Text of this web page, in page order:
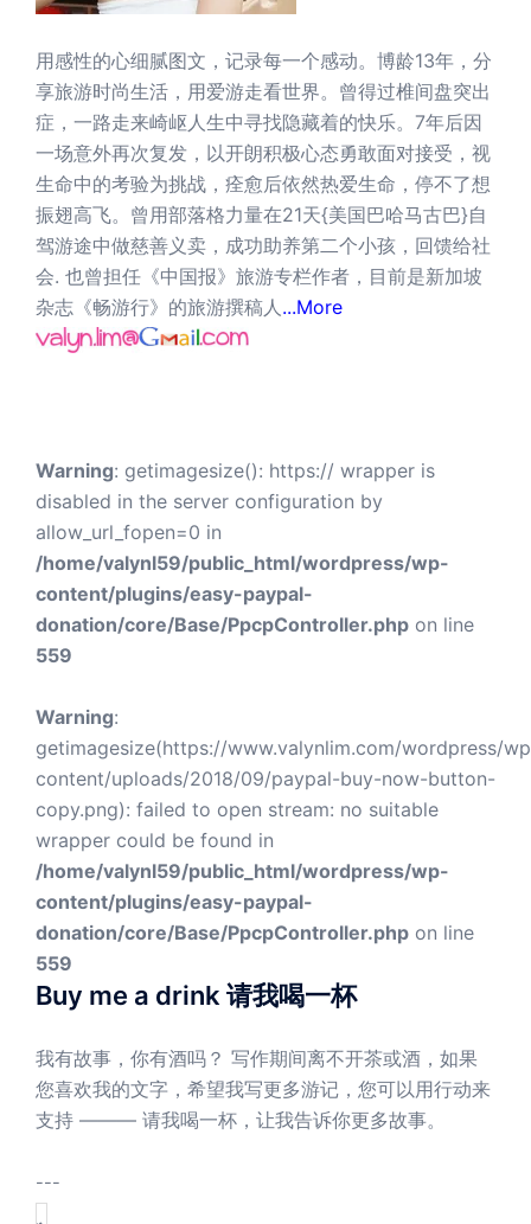
用感性的心细腻图文，记录每一个感动。博龄13年，分
享旅游时尚生活，用爱游走看世界。曾得过椎间盘突出
症，一路走来崎岖人生中寻找隐藏着的快乐。7年后因
一场意外再次复发，以开朗积极心态勇敢面对接受，视
生命中的考验为挑战，痊愈后依然热爱生命，停不了想
振翅高飞。曾用部落格力量在21天{美国巴哈马古巴}自
驾游途中做慈善义卖，成功助养第二个小孩，回馈给社
会. 也曾担任《中国报》旅游专栏作者，目前是新加坡
杂志《畅游行》的旅游撰稿人 ...More
Warning: getimagesize(): https:// wrapper is
disabled in the server configuration by
allow_url_fopen=0 in
/home/valynl59/public_html/wordpress/wp-
content/plugins/easy-paypal-
donation/core/Base/PpcpController.php on line
559
Warning:
getimagesize(https://www.valynlim.com/wordpress/
content/uploads/2018/09/paypal-buy-now-button-
copy.png): failed to open stream: no suitable
wrapper could be found in
/home/valynl59/public_html/wordpress/wp-
content/plugins/easy-paypal-
donation/core/Base/PpcpController.php on line
559
Buy me a drink 请我喝一杯
我有故事，你有酒吗？ 写作期间离不开茶或酒，如果
您喜欢我的文字，希望我写更多游记，您可以用行动来
支持 ——— 请我喝一杯，让我告诉你更多故事。
---